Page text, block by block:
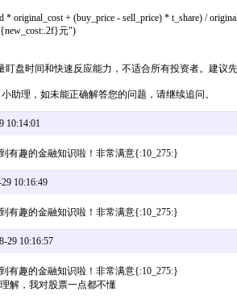
* original_cost + (buy_price - sell_price) * t_share) /
元")
盯盘时间和快速反应能力，不适合所有投资者。建议
助理，如未能正确解答您的问题，请继续追问。
10:14:01
有趣的金融知识啦！非常满意{:10_275:}
10:16:49
有趣的金融知识啦！非常满意{:10_275:}
29 10:16:57
有趣的金融知识啦！非常满意{:10_275:}
解，我对股票一点都不懂